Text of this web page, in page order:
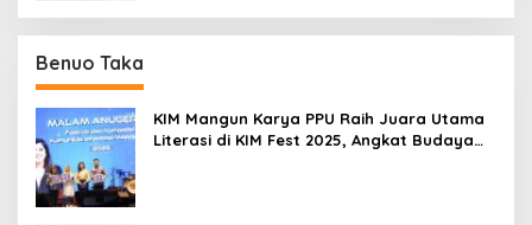
Benuo Taka
KIM Mangun Karya PPU Raih Juara Utama
Literasi di KIM Fest 2025, Angkat Budaya